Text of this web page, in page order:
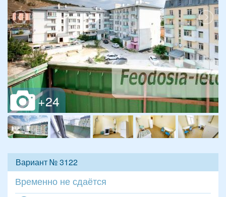
Вариант № 3122
Временно не сдаётся